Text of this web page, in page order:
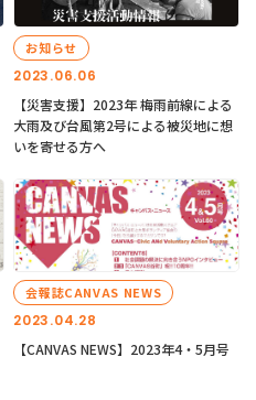
2023.06.06
お知らせ
【災害支援】2023年 梅雨前線による
大雨及び台風第2号による被災地に想
いを寄せる方へ
2023.04.28
会報誌CANVAS NEWS
【CANVAS NEWS】2023年4・5月号